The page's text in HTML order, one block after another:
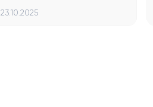
23.10.2025